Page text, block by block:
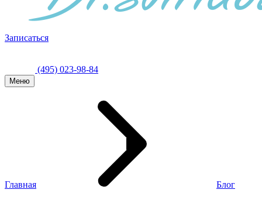
Записаться
(495) 023-98-84
Меню
Главная Блог